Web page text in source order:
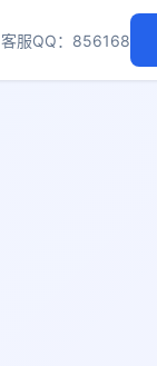
客服QQ：856168